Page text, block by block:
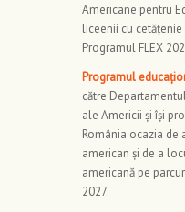
Americane pentru
liceenii cu
Programul FLEX
Programul
către
ale Americii și își
România ocazia de
american și de a
americană pe
2027.